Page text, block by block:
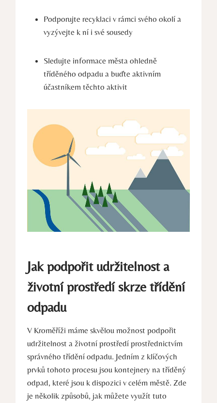
Podporujte recyklaci v rámci svého okolí a
vyzývejte k ní i své sousedy
Sledujte informace města ohledně
tříděného odpadu a buďte aktivním
účastníkem těchto aktivit
Jak podpořit udržitelnost a
životní prostředí skrze třídění
odpadu
V Kroměříži máme skvělou možnost podpořit
udržitelnost a životní prostředí prostřednictvím
správného třídění odpadu. Jedním z klíčových
prvků tohoto procesu jsou kontejnery na tříděný
odpad, které jsou k dispozici v celém městě. Zde
je několik způsobů, jak můžete využít tuto